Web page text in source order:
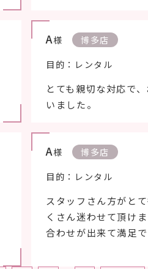
A様
博多店
目的：レンタル
とても親切な対応で
いました。
A様
博多店
目的：レンタル
スタッフさん方がと
くさん迷わせて頂け
合わせが出来て満足で